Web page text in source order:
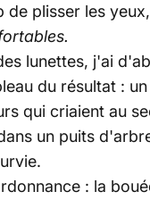
plisser les
lunettes, j'ai
du résultat :
qui criaient au
un puits
: la